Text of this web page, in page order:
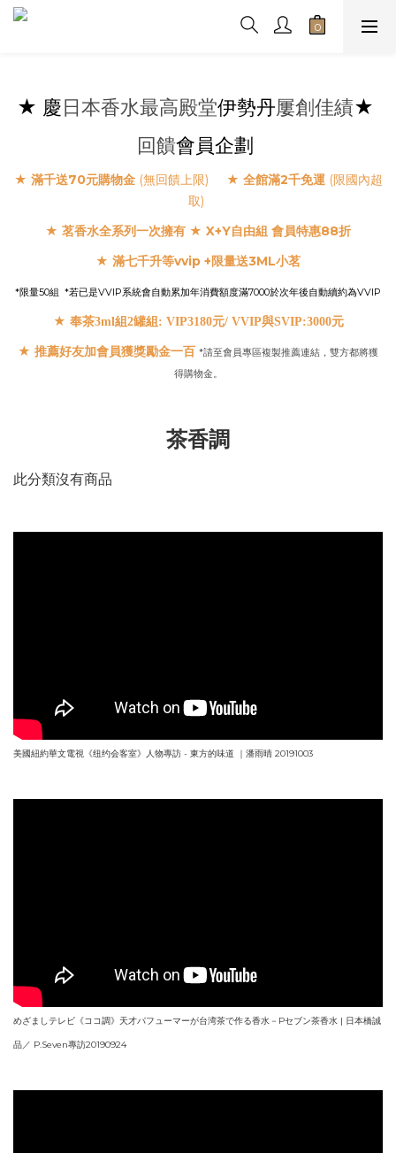
★ 慶日本香水最高殿堂伊勢丹屢創佳績★
回饋會員企劃
★ 滿千送70元購物金(無回饋上限) ★ 全館滿2千免運 (限國內超
取)
★ 茗香水全系列一次擁有 ★ X+Y自由組 會員特惠88折
★ 滿七千升等vvip +限量送3ML小茗
*限量50組 *若已是VVIP系統會自動累加年消費額度滿7000於次年後自動續約為VVIP
★ 奉茶3ml組2罐組: VIP3180元/ VVIP與SVIP:3000元
★ 推薦好友加會員獲獎勵金一百 *請至會員專區複製推薦連結，雙方都將獲
得購物金。
茶香調
此分類沒有商品
美國紐約華文電視《纽约会客室》人物專訪 - 東方的味道 ｜潘雨晴 20191003
めざましテレビ《ココ調》天才パフューマーが台湾茶で作る香水－Pセブン茶香水 | 日本橋誠
品／ P.Seven專訪20190924